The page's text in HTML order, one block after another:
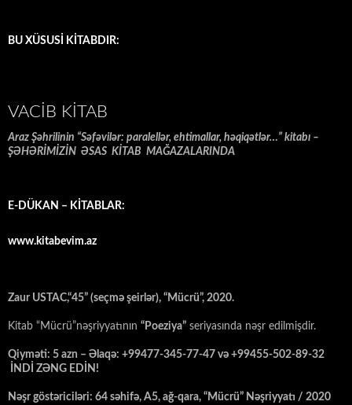
BU XÜSUSİ KİTABDIR:
VACIB KITAB
Araz Şəhrilinin “Səfəvilər: paralellər, ehtimallar, həqiqətlər…” kitabı –
ŞƏHƏRİMİZİN ƏSAS KİTAB MAĞAZALARINDA
E-DÜKAN – KİTABLAR:
www.kitabevim.az
Zaur USTAC,“45” (seçmə şeirlər), “Mücrü”, 2020.
Kitab “Mücrü”nəşriyyatının “Poeziya” seriyasında nəşr edilmişdir.
Qiyməti: 5 azn – Əlaqə: +99477-345-77-47 və +99455-502-89-32
İNDİ ZƏNG EDİN!
Nəşr göstəriciləri: 64 səhifə, A5, ağ-qara, “Mücrü” Nəşriyyatı / 2020